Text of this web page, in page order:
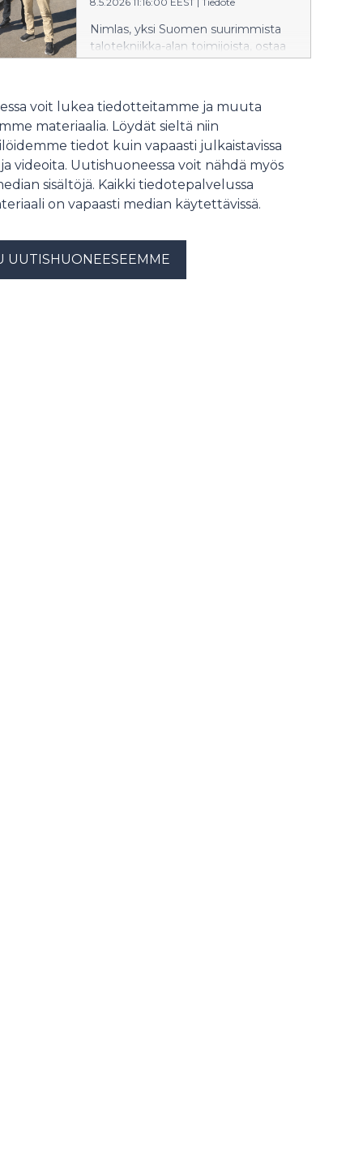
YIT:n kanssa. Paikallis-Sähkö vastaa
hankkeen sähköasemasta sekä
ensimmäisen ja toisen
datakeskuksen pääsähkönjakelusta.
datakeskukseen.
Nimlas, yksi Suomen suurimmista
talotekniikka-alan toimijoista, ostaa
sähköurakoitsija LP Electricin.
hoivarakentamisen sähköurakointia
ja monipuolisia sähköhuoltotöitä
tekevä LP Electric jatkaa
toimintaansa omalla nimellään
osana Nimlaksen yrittäjävetoisten
yhtiöiden verkostoa.
voit lukea tiedotteitamme ja muuta
materiaalia. Löydät sieltä niin
tiedot kuin vapaasti julkaistavissa
videoita. Uutishuoneessa voit nähdä myös
sisältöjä. Kaikki tiedotepalvelussa
on vapaasti median käytettävissä.
UUTISHUONEESEEMME